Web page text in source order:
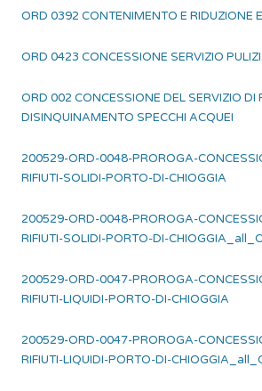
ORD 0392 CONTENIMENTO E RIDUZIONE
ORD 0423 CONCESSIONE SERVIZIO
ORD 002 CONCESSIONE DEL SERVIZIO DI
DISINQUINAMENTO SPECCHI ACQUEI
200529-ORD-0048-PROROGA-
RIFIUTI-SOLIDI-PORTO-DI-CHIOGGIA
200529-ORD-0048-PROROGA-
RIFIUTI-SOLIDI-PORTO-DI-
200529-ORD-0047-PROROGA-
RIFIUTI-LIQUIDI-PORTO-DI-CHIOGGIA
200529-ORD-0047-PROROGA-
RIFIUTI-LIQUIDI-PORTO-DI-